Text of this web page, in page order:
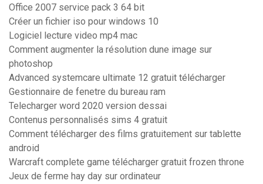
Office 2007 service pack 3 64 bit
Créer un fichier iso pour windows 10
Logiciel lecture video mp4 mac
Comment augmenter la résolution dune image sur
photoshop
Advanced systemcare ultimate 12 gratuit télécharger
Gestionnaire de fenetre du bureau ram
Telecharger word 2020 version dessai
Contenus personnalisés sims 4 gratuit
Comment télécharger des films gratuitement sur tablette
android
Warcraft complete game télécharger gratuit frozen throne
Jeux de ferme hay day sur ordinateur